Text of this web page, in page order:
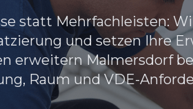
statt Mehrfachleisten:
und setzen Ihre
erweitern Malmersdorf
Raum und VDE-